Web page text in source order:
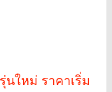
นใหม่ ราคาเริ่ม